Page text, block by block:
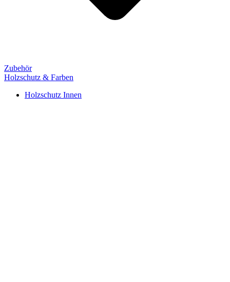
Zubehör
Holzschutz & Farben
Holzschutz Innen